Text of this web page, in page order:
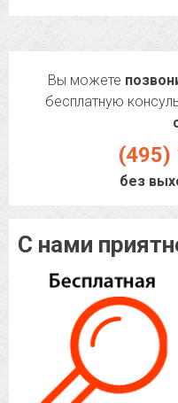
Вы можете
бесплатную
(495)
без
С нами